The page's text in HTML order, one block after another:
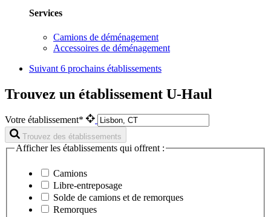
Services
Camions de déménagement
Accessoires de déménagement
Suivant 6 prochains établissements
Trouvez un établissement U-Haul
Votre établissement*
Trouvez des établissements
Afficher les établissements qui offrent :
Camions
Libre-entreposage
Solde de camions et de remorques
Remorques